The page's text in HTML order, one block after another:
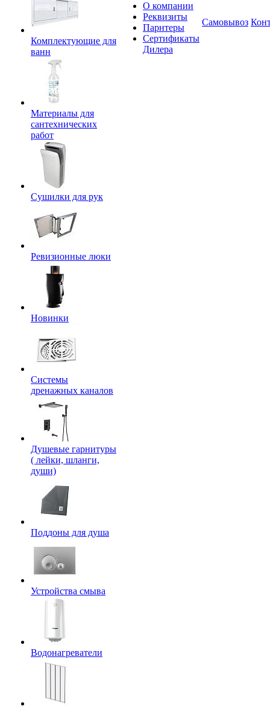
Комплектующие для
ванн
Материалы для
сантехнических
работ
Сушилки для рук
Ревизионные люки
Новинки
Системы
дренажных каналов
Душевые гарнитуры
( лейки, шланги,
души)
Поддоны для душа
Устройства смыва
Водонагреватели
О компании
Реквизиты
Парнтеры
Сертификаты
Дилера
Самовывоз